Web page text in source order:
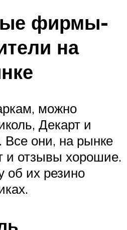
фирмы-
на
можно
Декарт и
Все они, на рынке
и отзывы хорошие.
об их резино